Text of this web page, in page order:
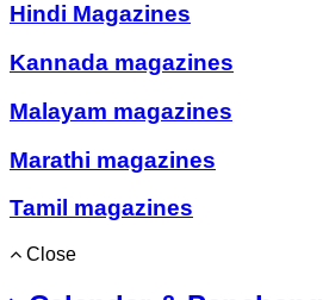
Hindi Magazines
Kannada magazines
Malayam magazines
Marathi magazines
Tamil magazines
Close